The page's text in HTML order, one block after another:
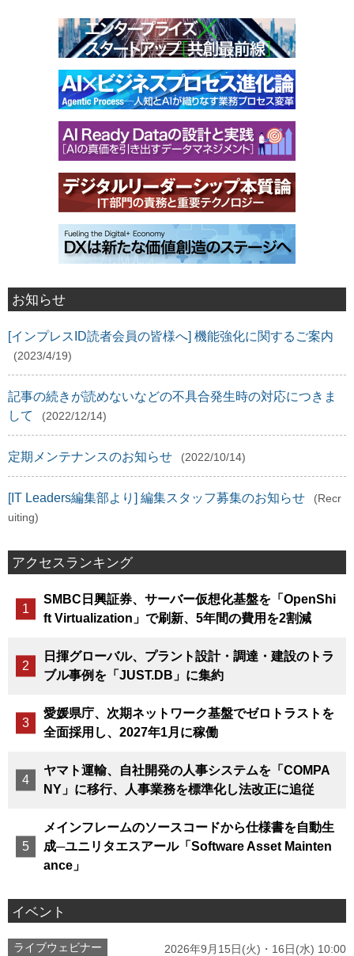
お知らせ
[インプレスID読者会員の皆様へ] 機能強化に関するご案内
(2023/4/19)
記事の続きが読めないなどの不具合発生時の対応につきま
して
(2022/12/14)
定期メンテナンスのお知らせ (2022/10/14)
[IT Leaders編集部より] 編集スタッフ募集のお知らせ
(Recr
uiting)
アクセスランキング
SMBC日興証券、サーバー仮想化基盤を「OpenShi
ft Virtualization」で刷新、5年間の費用を2割減
日揮グローバル、プラント設計・調達・建設のトラ
ブル事例を「JUST.DB」に集約
愛媛県庁、次期ネットワーク基盤でゼロトラストを
全面採用し、2027年1月に稼働
ヤマト運輸、自社開発の人事システムを「COMPA
NY」に移行、人事業務を標準化し法改正に追従
メインフレームのソースコードから仕様書を自動生
成─ユニリタエスアール「Software Asset Mainten
ance」
イベント
ライブウェビナー 2026年9月15日(火)・16日(水) 10:00